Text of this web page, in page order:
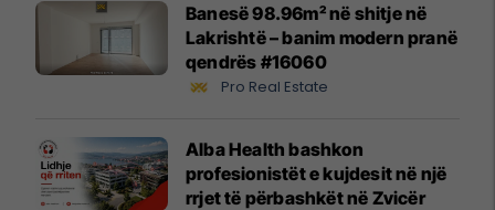
Banesë 98.96m² në shitje në
Lakrishtë – banim modern pranë
qendrës #16060
Pro Real Estate
Alba Health bashkon
profesionistët e kujdesit në një
rrjet të përbashkët në Zvicër